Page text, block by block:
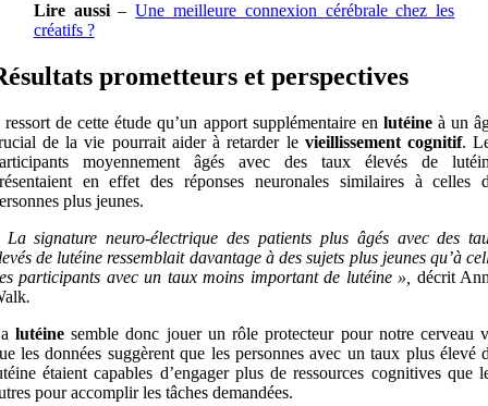
Lire aussi–Une meilleure connexion cérébrale chez les
créatifs ?
prometteurs et perspectives
de cette étude qu’un apport supplémentaire en lutéineà un
de la vie pourrait aider à retarder le vieillissement cognitif.
moyennement âgés avec des taux élevés de
en effet des réponses neuronales similaires à celles
plus jeunes.
La signature neuro-électrique des patients plus âgés avec des
de lutéine ressemblait davantage à des sujets plus jeunes qu’à
participants avec un taux moins important de lutéine », décrit
.
lutéinesemble donc jouer un rôle protecteur pour notre cerveau
les données suggèrent que les personnes avec un taux plus élevé
étaient capables d’engager plus de ressources cognitives que
pour accomplir les tâches demandées.